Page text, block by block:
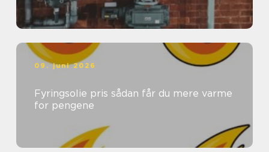
09. juni 2026
Fyringsolie pris sådan får du mere varme
for pengene